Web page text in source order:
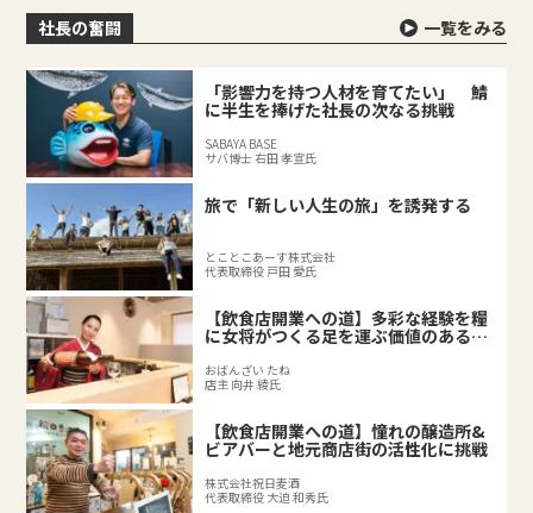
社長の奮闘 一覧をみる
「影響力を持つ人材を育てたい」 鯖
に半生を捧げた社長の次なる挑戦
SABAYA BASE
サバ博士 右田 孝宣氏
旅で「新しい人生の旅」を誘発する
とことこあーす株式会社
代表取締役 戸田 愛氏
【飲食店開業への道】多彩な経験を糧
に女将がつくる足を運ぶ価値のある料
理店
おばんざい たね
店主 向井 綾氏
【飲食店開業への道】憧れの醸造所&
ビアバーと地元商店街の活性化に挑戦
株式会社祝日麦酒
代表取締役 大迫 和秀氏